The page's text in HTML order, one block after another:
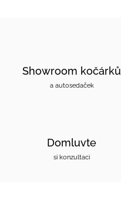
Showroom kočárků
a autosedaček
Domluvte
si konzultaci